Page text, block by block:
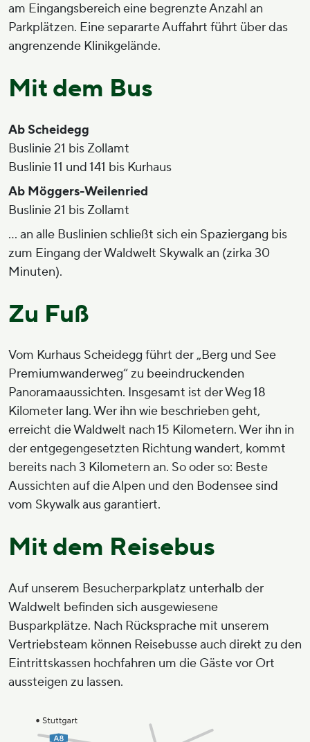
am Eingangsbereich eine begrenzte Anzahl an
Parkplätzen. Eine separarte Auffahrt führt über das
angrenzende Klinikgelände.
Mit dem Bus
Ab Scheidegg
Buslinie 21 bis Zollamt
Buslinie 11 und 141 bis Kurhaus
Ab Möggers-Weilenried
Buslinie 21 bis Zollamt
… an alle Buslinien schließt sich ein Spaziergang bis
zum Eingang der Waldwelt Skywalk an (zirka 30
Minuten).
Zu Fuß
Vom Kurhaus Scheidegg führt der „Berg und See
Premiumwanderweg“ zu beeindruckenden
Panoramaaussichten. Insgesamt ist der Weg 18
Kilometer lang. Wer ihn wie beschrieben geht,
erreicht die Waldwelt nach 15 Kilometern. Wer ihn in
der entgegengesetzten Richtung wandert, kommt
bereits nach 3 Kilometern an. So oder so: Beste
Aussichten auf die Alpen und den Bodensee sind
vom Skywalk aus garantiert.
Mit dem Reisebus
Auf unserem Besucherparkplatz unterhalb der
Waldwelt befinden sich ausgewiesene
Busparkplätze. Nach Rücksprache mit unserem
Vertriebsteam können Reisebusse auch direkt zu den
Eintrittskassen hochfahren um die Gäste vor Ort
aussteigen zu lassen.